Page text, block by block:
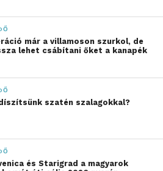
az elmúlt
hogy a
de
erős,
érkező
már a villamoson szurkol, de
lehet csábítani őket a kanapék
szatén szalagokkal?
és Starigrad a magyarok